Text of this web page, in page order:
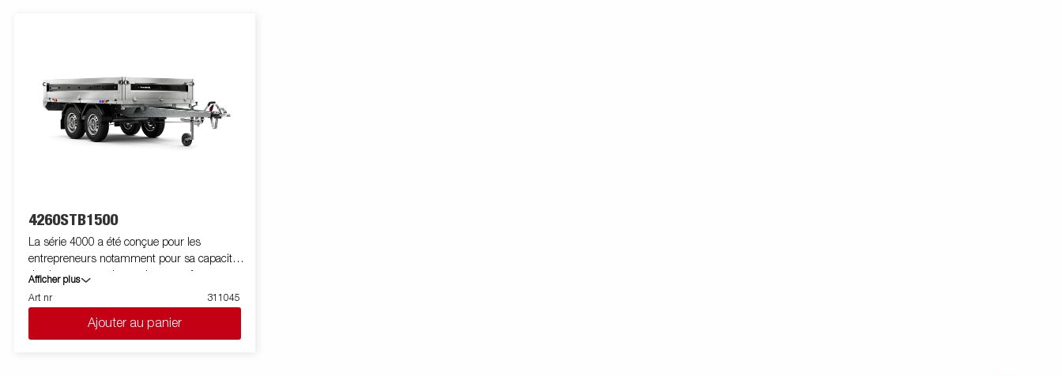
4260STB1500
La série 4000 a été conçue pour les
entrepreneurs notamment pour sa capacité
de charge et son large plateau, grâce aux
roues dessous. Un profilé en acier positionné
autour du plancher de chargement le
protège des coups de fourches de chariot
élévateur. Les anneaux d'arrimage fixés sur
Afficher plus
Art nr
311045
Ajouter au panier